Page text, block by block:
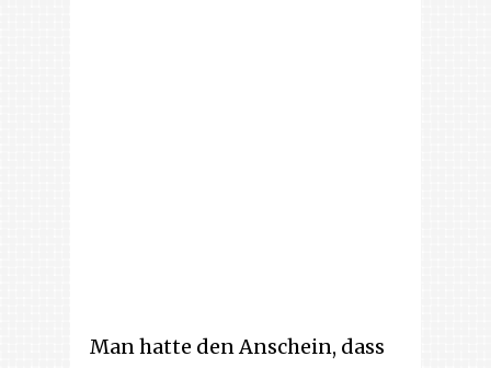
Man hatte den Anschein, dass